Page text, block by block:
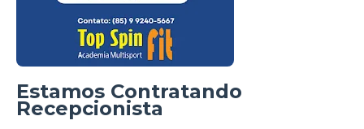
Estamos Contratando
Recepcionista